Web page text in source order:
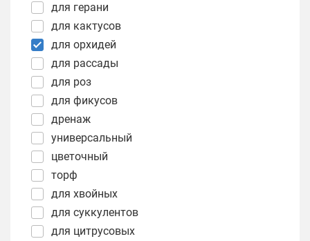
для герани
для кактусов
для орхидей
для рассады
для роз
для фикусов
дренаж
универсальный
цветочный
торф
для хвойных
для суккулентов
для цитрусовых